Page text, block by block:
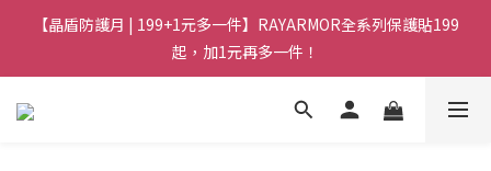
【晶盾防護月 | 199+1元多一件】RAYARMOR全系列保護貼199
起，加1元再多一件！